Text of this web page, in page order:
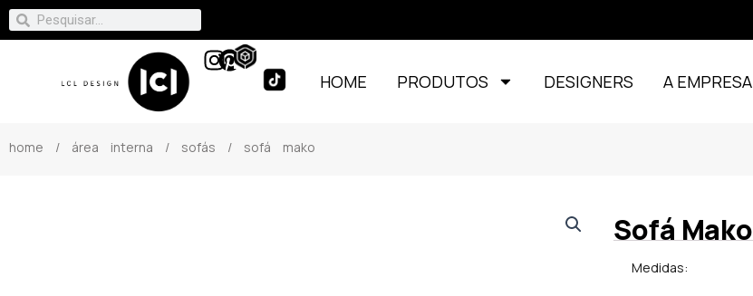
HOME PRODUTOS DESIGNERS A EMPRESA
home / área interna / sofás / sofá mako
Sofá Mako
Medidas: